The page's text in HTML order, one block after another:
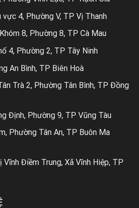
vực 4, Phường V, TP Vị Thanh
8, Phường 8, TP Cà Mau
4, Phường 2, TP Tây Ninh
An Bình, TP Biên Hoà
Trà 2, Phường Tân Bình, TP Đồng
Định, Phường 9, TP Vũng Tàu
Phường Tân An, TP Buôn Ma
Vĩnh Điềm Trung, Xã Vĩnh Hiệp, TP